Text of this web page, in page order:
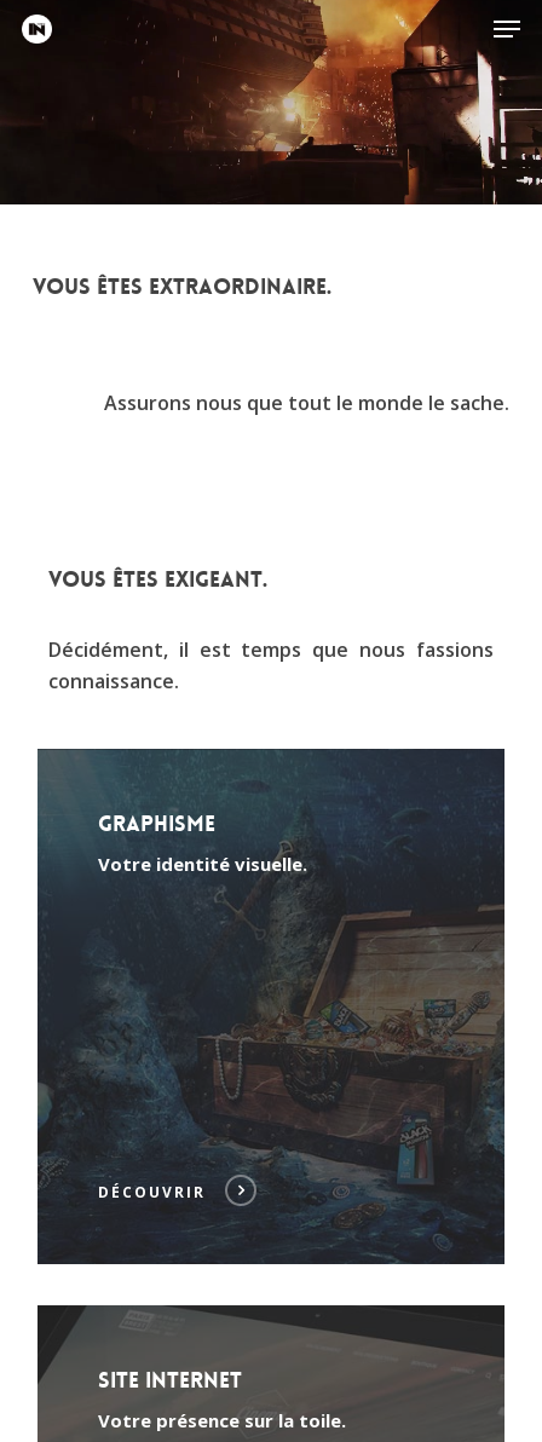
Skip
Vous êtes extraordinaire.
Assurons nous que tout le monde le sache.
Vous êtes exigeant.
Décidément, il est temps que nous fassions
connaissance.
Graphisme
Votre identité visuelle.
DÉCOUVRIR
Site internet
Votre présence sur la toile.